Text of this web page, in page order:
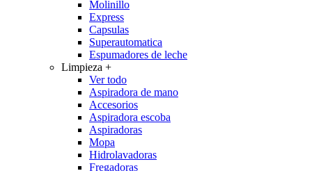
Molinillo
Express
Capsulas
Superautomatica
Espumadores de leche
Limpieza +
Ver todo
Aspiradora de mano
Accesorios
Aspiradora escoba
Aspiradoras
Mopa
Hidrolavadoras
Fregadoras